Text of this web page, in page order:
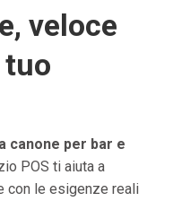
veloce
tuo
canone per bar e
POS ti aiuta a
con le esigenze reali